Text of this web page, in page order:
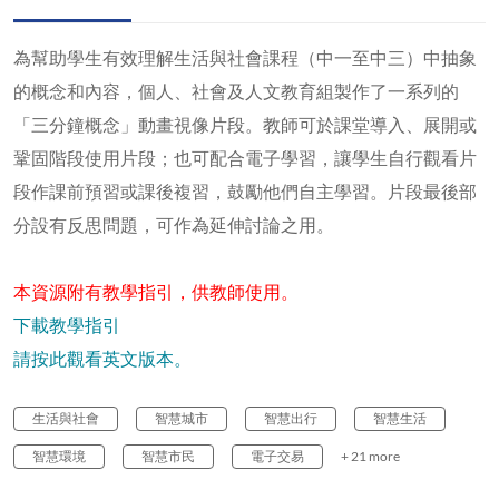
為幫助學生有效理解生活與社會課程（中一至中三）中抽象
的概念和內容，個人、社會及人文教育組製作了一系列的
「三分鐘概念」動畫視像片段。教師可於課堂導入、展開或
鞏固階段使用片段；也可配合電子學習，讓學生自行觀看片
段作課前預習或課後複習，鼓勵他們自主學習。片段最後部
分設有反思問題，可作為延伸討論之用。
本資源附有教學指引，供教師使用。
下載教學指引
請按此觀看英文版本。
生活與社會 智慧城市 智慧出行 智慧生活
智慧環境 智慧市民 電子交易 + 21 more